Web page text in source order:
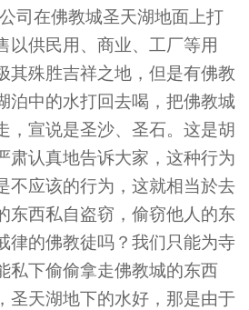
司在佛教城圣天湖地面上打
以供民用、商业、工厂等用
其殊胜吉祥之地，但是有佛教
泊中的水打回去喝，把佛教城
，宣说是圣沙、圣石。这是胡
肃认真地告诉大家，这种行为
不应该的行为，这就相当於去
东西私自盗窃，偷窃他人的东
律的佛教徒吗？我们只能为寺
私下偷偷拿走佛教城的东西
圣天湖地下的水好，那是由于